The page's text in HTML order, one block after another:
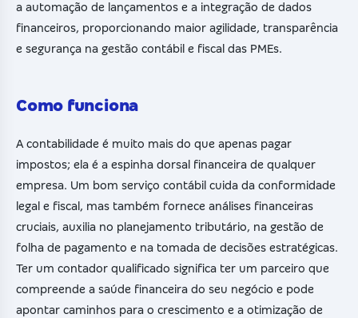
a automação de lançamentos e a integração de dados
financeiros, proporcionando maior agilidade, transparência
e segurança na gestão contábil e fiscal das PMEs.
Como funciona
A contabilidade é muito mais do que apenas pagar
impostos; ela é a espinha dorsal financeira de qualquer
empresa. Um bom serviço contábil cuida da conformidade
legal e fiscal, mas também fornece análises financeiras
cruciais, auxilia no planejamento tributário, na gestão de
folha de pagamento e na tomada de decisões estratégicas.
Ter um contador qualificado significa ter um parceiro que
compreende a saúde financeira do seu negócio e pode
apontar caminhos para o crescimento e a otimização de